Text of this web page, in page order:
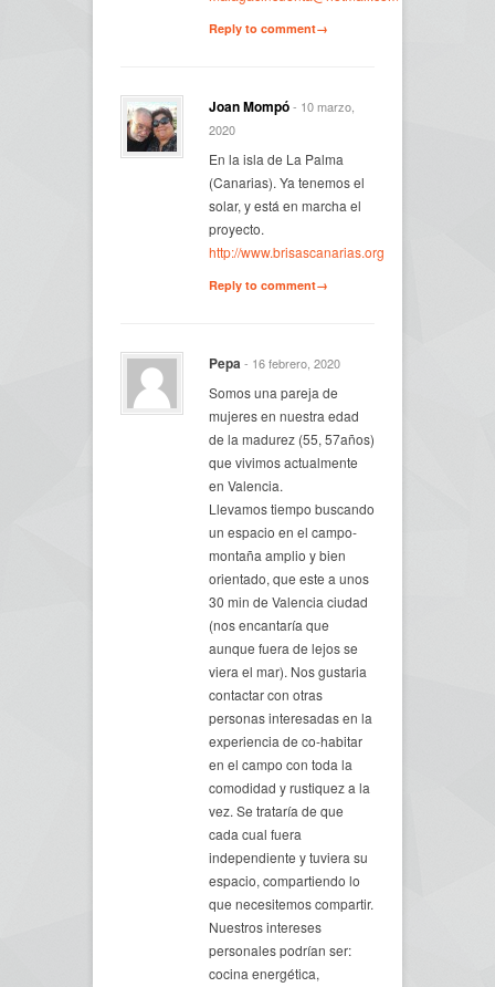
Reply to comment→
Joan Mompó- 10 marzo,
2020
En la isla de La Palma
(Canarias). Ya tenemos el
solar, y está en marcha el
proyecto.
http://www.brisascanarias.org
Reply to comment→
Pepa- 16 febrero, 2020
Somos una pareja de
mujeres en nuestra edad
de la madurez (55, 57años)
que vivimos actualmente
en Valencia.
Llevamos tiempo buscando
un espacio en el campo-
montaña amplio y bien
orientado, que este a unos
30 min de Valencia ciudad
(nos encantaría que
aunque fuera de lejos se
viera el mar). Nos gustaria
contactar con otras
personas interesadas en la
experiencia de co-habitar
en el campo con toda la
comodidad y rustiquez a la
vez. Se trataría de que
cada cual fuera
independiente y tuviera su
espacio, compartiendo lo
que necesitemos compartir.
Nuestros intereses
personales podrían ser:
cocina energética,